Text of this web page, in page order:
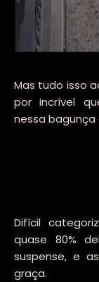
Mas tudo isso
por incrível
nessa
Difícil
quase 80%
suspense, e
graça.